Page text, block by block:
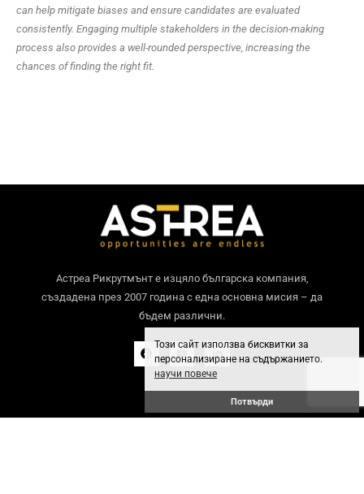
Този сайт използва бисквитки за
персонализиране на съдържанието.
научи повече
Потвърди
can help mitigate biases and ensure candidates are evaluated
consistently. Engaging multiple stakeholders in the decision-making
process also provides a well-rounded perspective, increasing the
chances of finding the right fit.
Астреа Рикрутмънт е изцяло българска компания,
създадена през 2007 година с една основна мисия – да
бъдем различни.